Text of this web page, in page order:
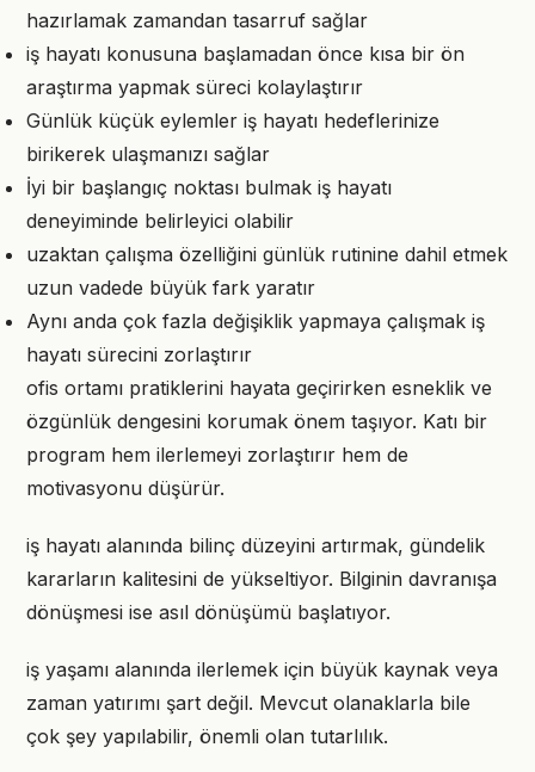
hazırlamak zamandan tasarruf sağlar
iş hayatı konusuna başlamadan önce kısa bir ön
araştırma yapmak süreci kolaylaştırır
Günlük küçük eylemler iş hayatı hedeflerinize
birikerek ulaşmanızı sağlar
İyi bir başlangıç noktası bulmak iş hayatı
deneyiminde belirleyici olabilir
uzaktan çalışma özelliğini günlük rutinine dahil etmek
uzun vadede büyük fark yaratır
Aynı anda çok fazla değişiklik yapmaya çalışmak iş
hayatı sürecini zorlaştırır
ofis ortamı pratiklerini hayata geçirirken esneklik ve
özgünlük dengesini korumak önem taşıyor. Katı bir
program hem ilerlemeyi zorlaştırır hem de
motivasyonu düşürür.
iş hayatı alanında bilinç düzeyini artırmak, gündelik
kararların kalitesini de yükseltiyor. Bilginin davranışa
dönüşmesi ise asıl dönüşümü başlatıyor.
iş yaşamı alanında ilerlemek için büyük kaynak veya
zaman yatırımı şart değil. Mevcut olanaklarla bile
çok şey yapılabilir, önemli olan tutarlılık.